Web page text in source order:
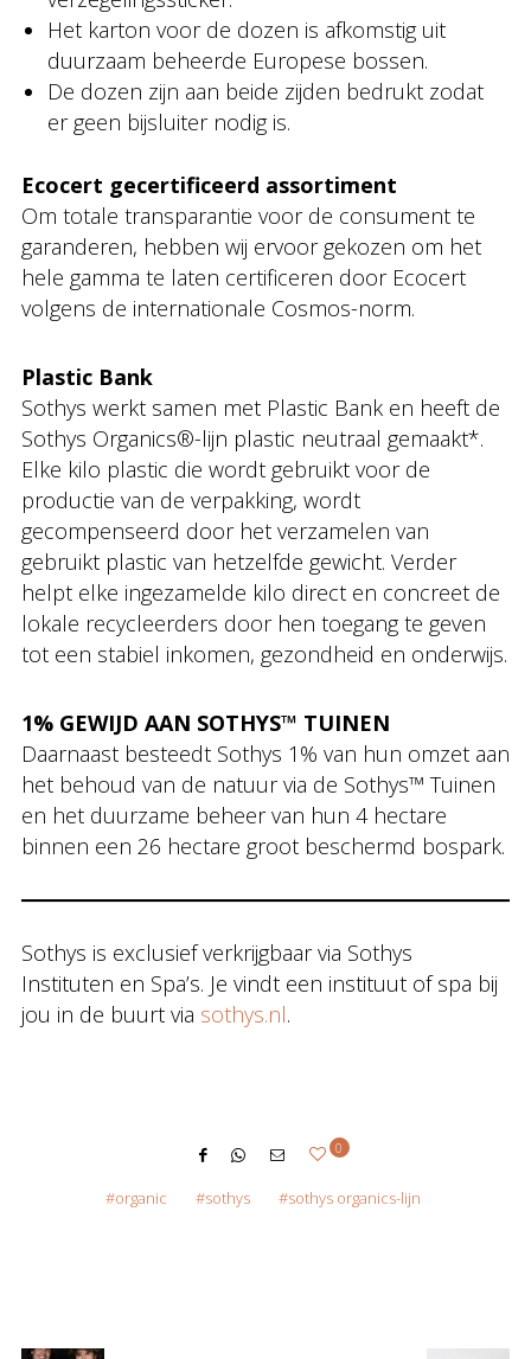
Het karton voor de dozen is afkomstig uit
duurzaam beheerde Europese bossen.
De dozen zijn aan beide zijden bedrukt zodat
er geen bijsluiter nodig is.
Ecocert gecertificeerd assortiment
Om totale transparantie voor de consument te
garanderen, hebben wij ervoor gekozen om het
hele gamma te laten certificeren door Ecocert
volgens de internationale Cosmos-norm.
Plastic Bank
Sothys werkt samen met Plastic Bank en heeft de
Sothys Organics®-lijn plastic neutraal gemaakt*.
Elke kilo plastic die wordt gebruikt voor de
productie van de verpakking, wordt
gecompenseerd door het verzamelen van
gebruikt plastic van hetzelfde gewicht. Verder
helpt elke ingezamelde kilo direct en concreet de
lokale recycleerders door hen toegang te geven
tot een stabiel inkomen, gezondheid en onderwijs.
1% GEWIJD AAN SOTHYS™ TUINEN
Daarnaast besteedt Sothys 1% van hun omzet aan
het behoud van de natuur via de Sothys™ Tuinen
en het duurzame beheer van hun 4 hectare
binnen een 26 hectare groot beschermd bospark.
Sothys is exclusief verkrijgbaar via Sothys
Instituten en Spa’s. Je vindt een instituut of spa bij
jou in de buurt via sothys.nl.
0
organic sothys sothys organics-lijn